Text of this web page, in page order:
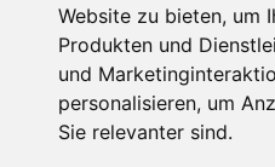
Website zu bieten, um
Produkten und
und
personalisieren, um
Sie relevanter sind.